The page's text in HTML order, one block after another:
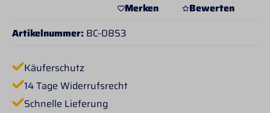
Merken
Bewerten
Artikelnummer: BC-0853
Käuferschutz
14 Tage Widerrufsrecht
Schnelle Lieferung